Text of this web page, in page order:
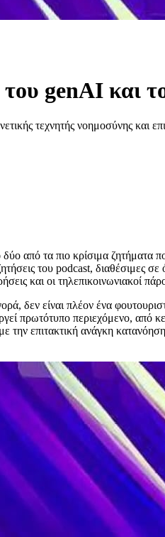
genAI και
τεχνητής νοημοσύνης και
από τα πιο κρίσιμα ζητήματα
του podcast,
και οι τηλεπικοινωνιακοί
δεν είναι πλέον ένα
πρωτότυπο περιεχόμενο,
την επιτακτική ανάγκη